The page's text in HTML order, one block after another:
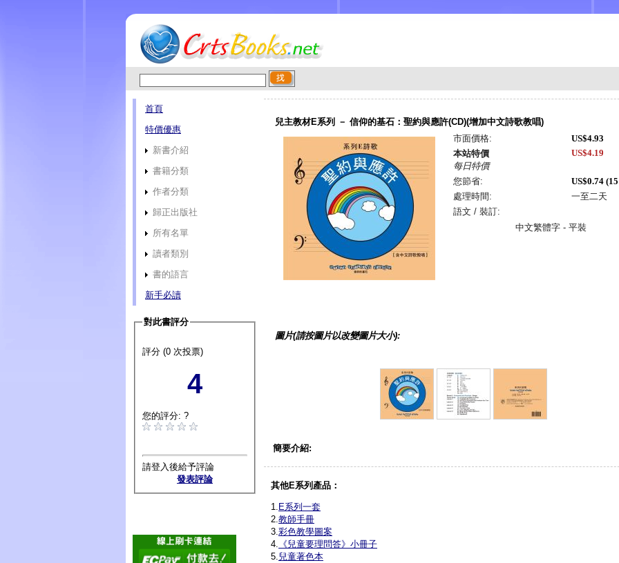
首頁
特價優惠
新書介紹
書籍分類
作者分類
歸正出版社
所有名單
讀者類別
書的語言
新手必讀
對此書評分
評分 (0 次投票)
4
您的評分: ?
請登入後給予評論
發表評論
兒主教材E系列 － 信仰的基石：聖約與應許(CD)(增加中文詩歌教唱)
市面價格:
US$4.93
本站特價
每日特價
US$4.19
您節省:
US$0.74
處理時間:
一至二天
語文 / 裝訂:
中文繁體字 - 平裝
圖片(請按圖片以改變圖片大小):
簡要介紹:
其他E系列產品：
1. E系列一套
2.教師手冊
3.彩色教學圖案
4. 《兒童要理問答》小冊子
5.兒童著色本